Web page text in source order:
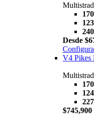
Desde
V4 Pikes